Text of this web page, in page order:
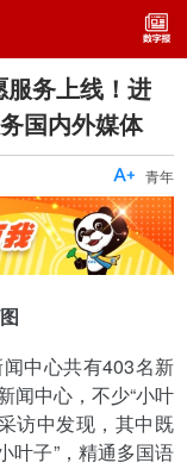
服务上线！进
国内外媒体
青年

中心共有403名新
闻中心，不少“小叶
访中发现，其中既
叶子”，精通多国语